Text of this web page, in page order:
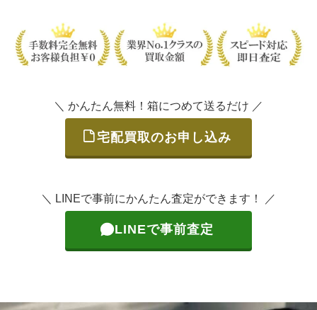
＼ かんたん無料！箱につめて送るだけ ／
宅配買取のお申し込み
＼ LINEで事前にかんたん査定ができます！ ／
LINEで事前査定